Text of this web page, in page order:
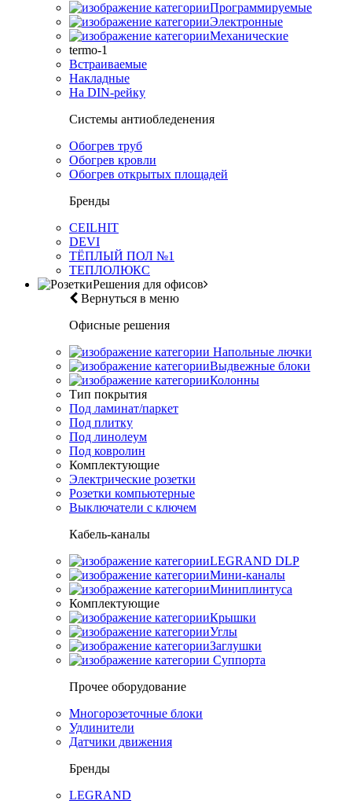
Программируемые
Электронные
Механические
termo-1
Встраиваемые
Накладные
На DIN-рейку
Системы антиобледенения
Обогрев труб
Обогрев кровли
Обогрев открытых площадей
Бренды
CEILHIT
DEVI
ТЁПЛЫЙ ПОЛ №1
ТЕПЛОЛЮКС
Решения для офисов
Вернуться в меню
Офисные решения
Напольные лючки
Выдвежные блоки
Колонны
Тип покрытия
Под ламинат/паркет
Под плитку
Под линолеум
Под ковролин
Комплектующие
Электрические розетки
Розетки компьютерные
Выключатели с ключем
Кабель-каналы
LEGRAND DLP
Мини-каналы
Миниплинтуса
Комплектующие
Крышки
Углы
Заглушки
Суппорта
Прочее оборудование
Многорозеточные блоки
Удлинители
Датчики движения
Бренды
LEGRAND